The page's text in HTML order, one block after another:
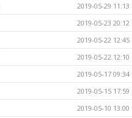
2019-05-29 11:13
2019-05-23 20:12
2019-05-22 12:45
2019-05-22 12:10
2019-05-17 09:34
2019-05-15 17:59
2019-05-10 13:00